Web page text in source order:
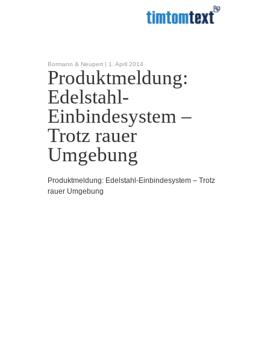
Bormann & Neupert | 1. April 2014
Produktmeldung:
Edelstahl-
Einbindesystem –
Trotz rauer
Umgebung
Produktmeldung: Edelstahl-Einbindesystem – Trotz
rauer Umgebung